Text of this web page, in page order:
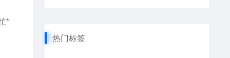
”
热门标签